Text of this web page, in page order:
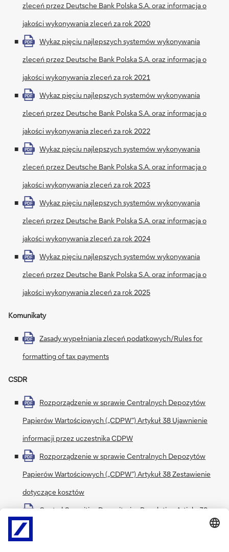
zleceń przez Deutsche Bank Polska S.A. oraz informacja o
jakości wykonywania zleceń za rok 2020
PDF
Wykaz pięciu najlepszych systemów wykonywania
zleceń przez Deutsche Bank Polska S.A. oraz informacja o
jakości wykonywania zleceń za rok 2021
PDF
Wykaz pięciu najlepszych systemów wykonywania
zleceń przez Deutsche Bank Polska S.A. oraz informacja o
jakości wykonywania zleceń za rok 2022
PDF
Wykaz pięciu najlepszych systemów wykonywania
zleceń przez Deutsche Bank Polska S.A. oraz informacja o
jakości wykonywania zleceń za rok 2023
PDF
Wykaz pięciu najlepszych systemów wykonywania
zleceń przez Deutsche Bank Polska S.A. oraz informacja o
jakości wykonywania zleceń za rok 2024
PDF
Wykaz pięciu najlepszych systemów wykonywania
zleceń przez Deutsche Bank Polska S.A. oraz informacja o
jakości wykonywania zleceń za rok 2025
Komunikaty
PDF
Zasady wypełniania zleceń podatkowych/Rules for
formatting of tax payments
CSDR
PDF
Rozporządzenie w sprawie Centralnych Depozytów
Papierów Wartościowych („CDPW”) Artykuł 38 Ujawnienie
informacji przez uczestnika CDPW
PDF
Rozporządzenie w sprawie Centralnych Depozytów
Papierów Wartościowych („CDPW”) Artykuł 38 Zestawienie
dotyczące kosztów
Central Securities Depositories Regulation Article 38
CSD Participant Disclosure